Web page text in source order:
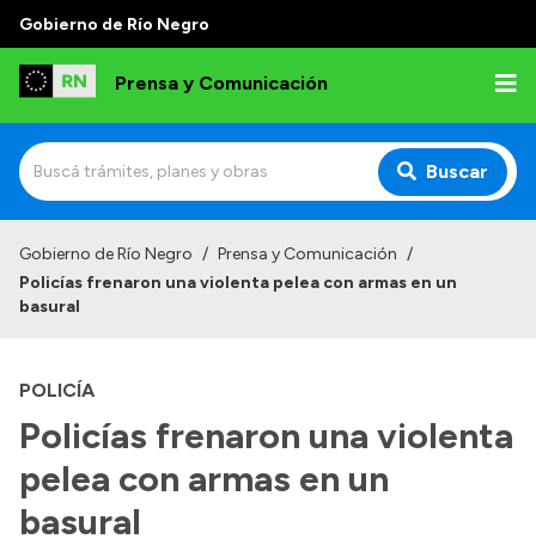
Gobierno de Río Negro
Prensa y Comunicación
Buscar
Institucional
Referentes de prensa
Archivo de noticias
Transparencia
Gobierno de Río Negro / Prensa y Comunicación /
Policías frenaron una violenta pelea con armas en un
basural
POLICÍA
Policías frenaron una violenta
pelea con armas en un
basural